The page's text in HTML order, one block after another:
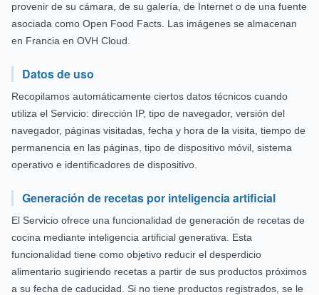
provenir de su cámara, de su galería, de Internet o de una fuente
asociada como Open Food Facts. Las imágenes se almacenan
en Francia en OVH Cloud.
Datos de uso
Recopilamos automáticamente ciertos datos técnicos cuando
utiliza el Servicio: dirección IP, tipo de navegador, versión del
navegador, páginas visitadas, fecha y hora de la visita, tiempo de
permanencia en las páginas, tipo de dispositivo móvil, sistema
operativo e identificadores de dispositivo.
Generación de recetas por inteligencia artificial
El Servicio ofrece una funcionalidad de generación de recetas de
cocina mediante inteligencia artificial generativa. Esta
funcionalidad tiene como objetivo reducir el desperdicio
alimentario sugiriendo recetas a partir de sus productos próximos
a su fecha de caducidad. Si no tiene productos registrados, se le